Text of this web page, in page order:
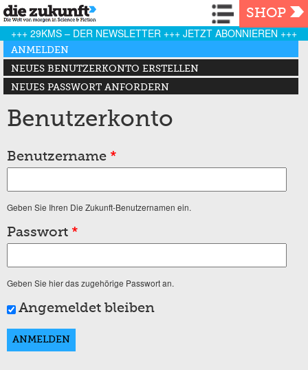
Navigation
SHOP
+++ 29KMS – DER NEWSLETTER +++ JETZT ABONNIEREN +++
Haupt-Reiter
ANMELDEN
(AKTIVER REITER)
NEUES BENUTZERKONTO ERSTELLEN
NEUES PASSWORT ANFORDERN
Benutzerkonto
Benutzername *
Geben Sie Ihren Die Zukunft-Benutzernamen ein.
Passwort *
Geben Sie hier das zugehörige Passwort an.
Angemeldet bleiben